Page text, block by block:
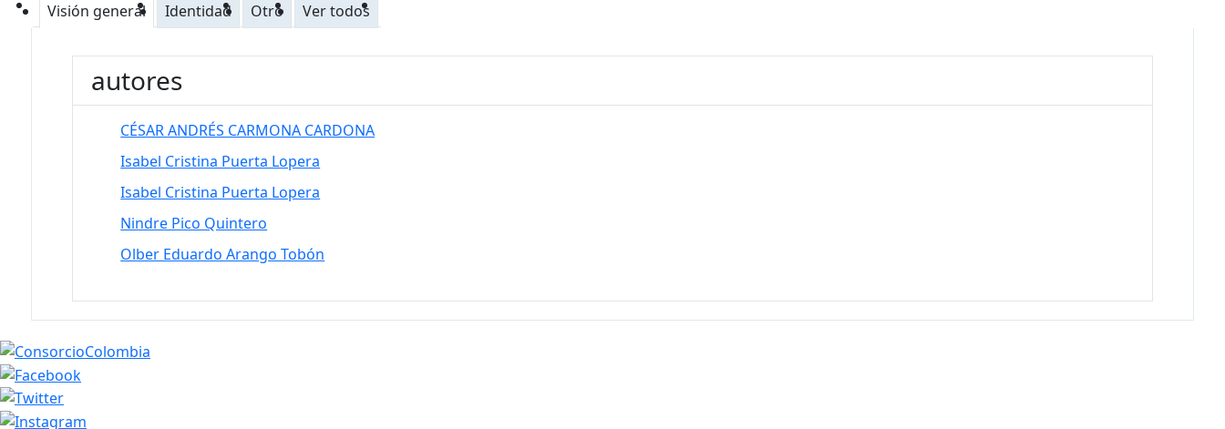
Visión general Identidad Otro Ver todos
autores
CÉSAR ANDRÉS CARMONA CARDONA
Isabel Cristina Puerta Lopera
Isabel Cristina Puerta Lopera
Nindre Pico Quintero
Olber Eduardo Arango Tobón